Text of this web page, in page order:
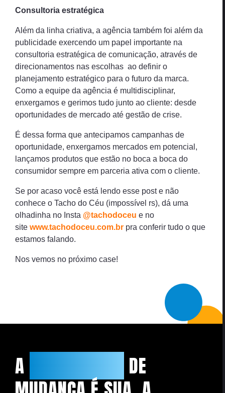
Consultoria estratégica
Além da linha criativa, a agência também foi além da
publicidade exercendo um papel importante na
consultoria estratégica de comunicação, através de
direcionamentos nas escolhas ao definir o
planejamento estratégico para o futuro da marca.
Como a equipe da agência é multidisciplinar,
enxergamos e gerimos tudo junto ao cliente: desde
oportunidades de mercado até gestão de crise.
É dessa forma que antecipamos campanhas de
oportunidade, enxergamos mercados em potencial,
lançamos produtos que estão no boca a boca do
consumidor sempre em parceria ativa com o cliente.
Se por acaso você está lendo esse post e não
conhece o Tacho do Céu (impossível rs), dá uma
olhadinha no Insta @tachodoceu e no
site www.tachodoceu.com.br pra conferir tudo o que
estamos falando.
Nos vemos no próximo case!
A
DE